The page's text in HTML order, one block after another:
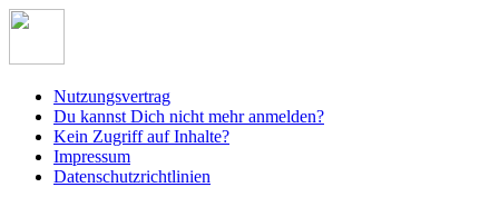
Nutzungsvertrag
Du kannst Dich nicht mehr anmelden?
Kein Zugriff auf Inhalte?
Impressum
Datenschutzrichtlinien